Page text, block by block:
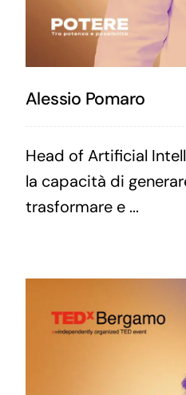
Alessio Pomaro
Head of Artificial
la capacità di
trasformare e ...